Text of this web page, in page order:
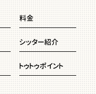
料金
シッター紹介
トゥトゥポイント